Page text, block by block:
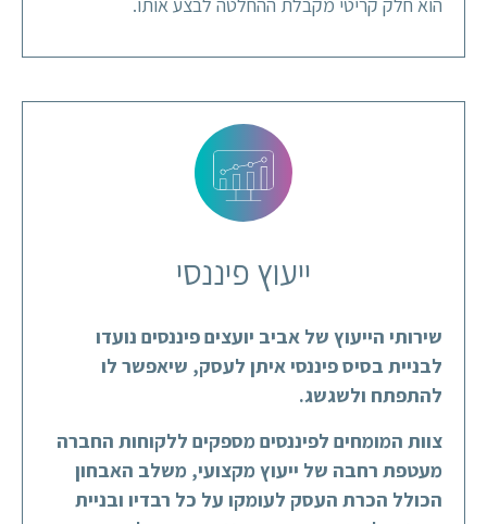
ייעוץ פיננסי
שירותי הייעוץ של אביב יועצים פיננסים נועדו
לבניית בסיס פיננסי איתן לעסק, שיאפשר לו
להתפתח ולשגשג.
צוות המומחים לפיננסים מספקים ללקוחות החברה
מעטפת רחבה של ייעוץ מקצועי, משלב האבחון
הכולל הכרת העסק לעומקו על כל רבדיו ובניית